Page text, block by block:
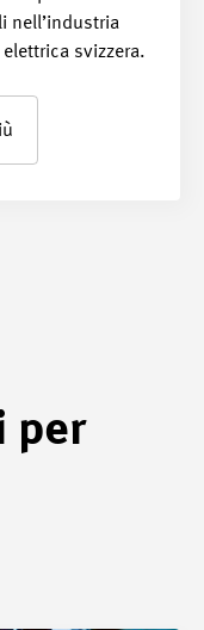
nell’industria
svizzera.
per